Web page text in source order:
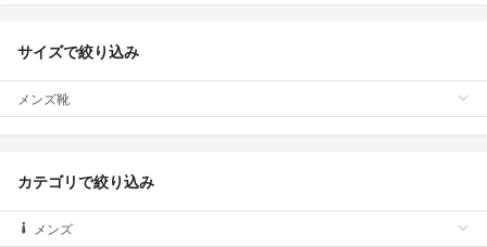
サイズで絞り込み
メンズ靴
カテゴリで絞り込み
メンズ